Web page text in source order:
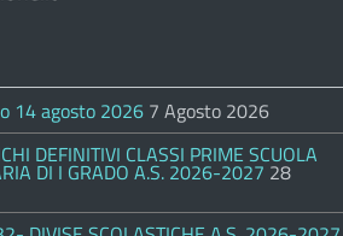
14 agosto 2026 7 Agosto 2026
DEFINITIVI CLASSI PRIME SCUOLA
DI I GRADO A.S. 2026-2027 28